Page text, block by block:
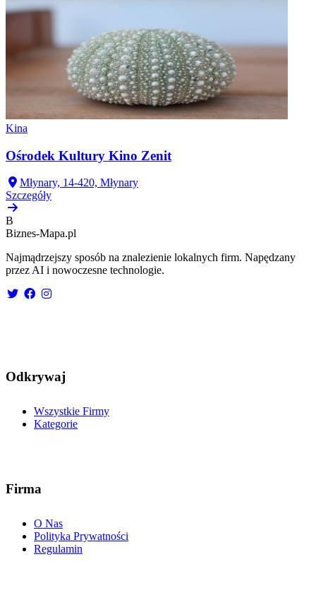
Kina
Ośrodek Kultury Kino Zenit
Młynary, 14-420, Młynary
Szczegóły
B
Biznes-Mapa.pl
Najmądrzejszy sposób na znalezienie lokalnych firm. Napędzany
przez AI i nowoczesne technologie.
Odkrywaj
Wszystkie Firmy
Kategorie
Firma
O Nas
Polityka Prywatności
Regulamin